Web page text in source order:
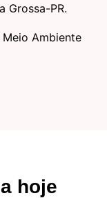
Grossa-PR.
Ambiente
hoje